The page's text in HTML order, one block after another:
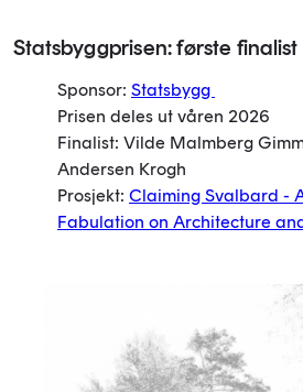
Statsbyggprisen: første finalist
Sponsor: Statsbygg
Prisen deles ut våren 2026
Finalist: Vilde Malmberg
Andersen Krogh
Prosjekt: Claiming Svalbard -
Fabulation on Architecture